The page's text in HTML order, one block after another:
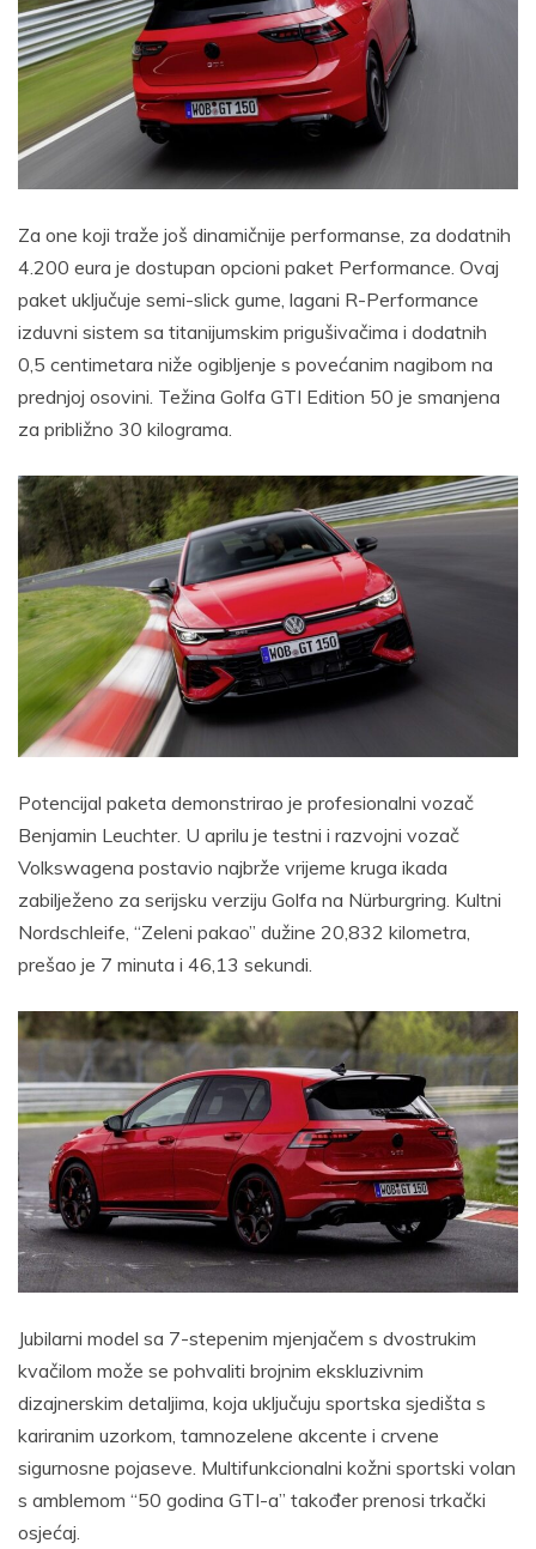
Za one koji traže još dinamičnije performanse, za dodatnih
4.200 eura je dostupan opcioni paket Performance. Ovaj
paket uključuje semi-slick gume, lagani R-Performance
izduvni sistem sa titanijumskim prigušivačima i dodatnih
0,5 centimetara niže ogibljenje s povećanim nagibom na
prednjoj osovini. Težina Golfa GTI Edition 50 je smanjena
za približno 30 kilograma.
Potencijal paketa demonstrirao je profesionalni vozač
Benjamin Leuchter. U aprilu je testni i razvojni vozač
Volkswagena postavio najbrže vrijeme kruga ikada
zabilježeno za serijsku verziju Golfa na Nürburgring. Kultni
Nordschleife, “Zeleni pakao” dužine 20,832 kilometra,
prešao je 7 minuta i 46,13 sekundi.
Jubilarni model sa 7-stepenim mjenjačem s dvostrukim
kvačilom može se pohvaliti brojnim ekskluzivnim
dizajnerskim detaljima, koja uključuju sportska sjedišta s
kariranim uzorkom, tamnozelene akcente i crvene
sigurnosne pojaseve. Multifunkcionalni kožni sportski volan
s amblemom “50 godina GTI-a” također prenosi trkački
osjećaj.